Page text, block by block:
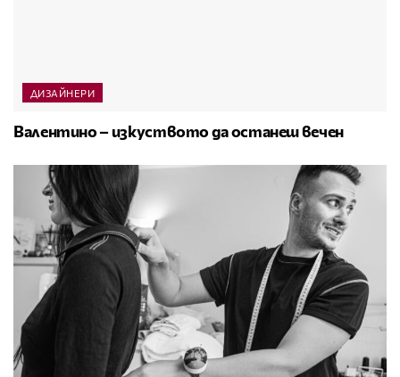
ДИЗАЙНЕРИ
Валентино – изкуството да останеш вечен